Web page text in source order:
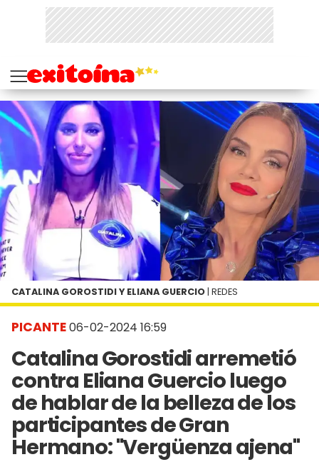
PICANTE06-02-2024 16:59
Catalina Gorostidi arremetió
contra Eliana Guercio luego
de hablar de la belleza de los
participantes de Gran
Hermano: "Vergüenza ajena"
CATALINA GOROSTIDI Y ELIANA GUERCIO | REDES